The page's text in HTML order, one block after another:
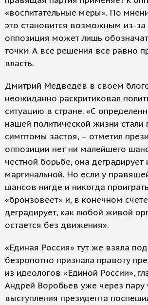
«воспитательные меры». По
это становится возможным из-за
оппозиция может лишь
точки. А все решения все равно
власть.
Дмитрий Медведев в своем
неожиданно раскритиковал
ситуацию в стране. «С
нашей политической жизни стали
симптомы застоя, – отметил
оппозиции нет ни малейшего
честной борьбе, она деградирует
маргинальной. Но если у
шансов нигде и никогда
«бронзовеет» и, в конечном
деградирует, как любой живой
остается без движения».
«Единая Россия» тут же взяла
безропотно признала правоту
из идеологов «Единой России»,
Андрей Воробьев уже через пару
выступления президента